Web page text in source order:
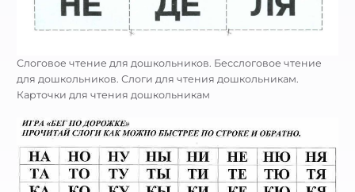
Слоговое чтение для дошкольников. Бесслоговое чтение
для дошкольников. Слоги для чтения дошкольникам.
Карточки для чтения дошкольникам